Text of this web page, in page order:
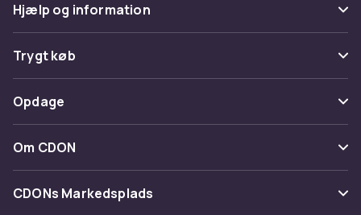
Hjælp og information
Ofte stillede spørgsmål
Spor pakke
Fortryd & returner her
Kontakt os
Trygt køb
Betaling
Levering
Tilbagekaldelser
Opdage
Kategorier
Maerke
Om CDON
Om os
CDONs Markedsplads